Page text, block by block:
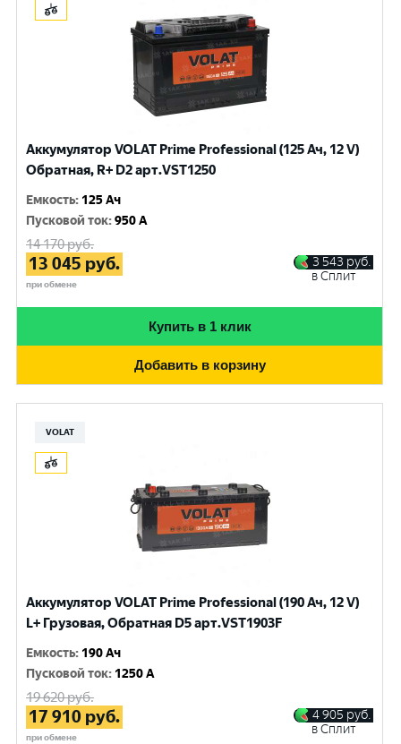
Аккумулятор VOLAT Prime Professional (125 Ач, 12 V)
Обратная, R+ D2 арт.VST1250
Емкость: 125 Ач
Пусковой ток:950 A
14 170руб.
13 045 руб.
при обмене
3 543 руб.
в Сплит
Купить в 1 клик
Добавить в корзину
VOLAT
Аккумулятор VOLAT Prime Professional (190 Ач, 12 V)
L+ Грузовая, Обратная D5 арт.VST1903F
Емкость: 190 Ач
Пусковой ток: 1250 A
19 620руб.
17 910 руб.
при обмене
4 905 руб.
в Сплит